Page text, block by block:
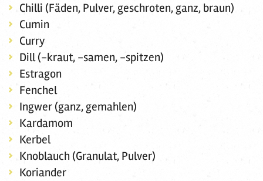
Chilli (Fäden, Pulver, geschroten, ganz, braun)
Cumin
Curry
Dill (-kraut, -samen, -spitzen)
Estragon
Fenchel
Ingwer (ganz, gemahlen)
Kardamom
Kerbel
Knoblauch (Granulat, Pulver)
Koriander